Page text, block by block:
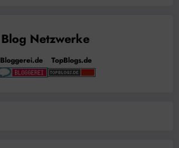
Bloggerei.de TopBlogs.de